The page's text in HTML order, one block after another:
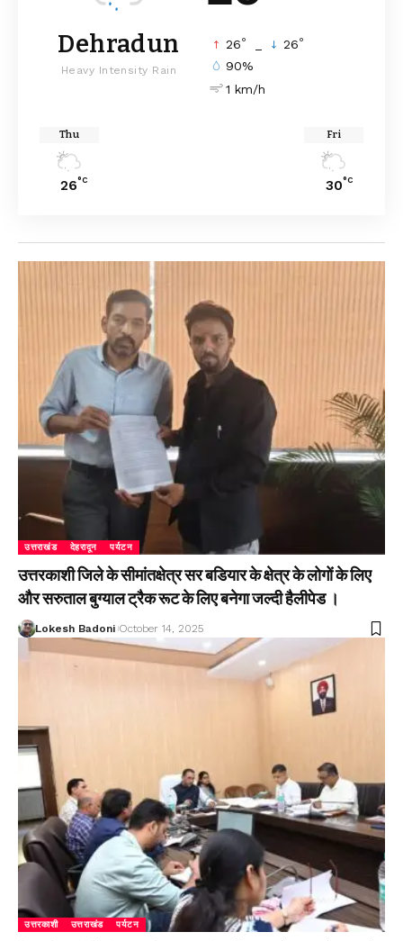
Dehradun
Heavy Intensity Rain
26° 26°
90%
1 km/h
Thu
26°C
Fri
30°C
उत्तराखंड देहरादून पर्यटन
उत्तरकाशी जिले के सीमांतक्षेत्र सर बडियार के क्षेत्र के लोगों के लिए
और सरुताल बुग्याल ट्रैक रूट के लिए बनेगा जल्दी हैलीपेड ।
Lokesh Badoni October 14, 2025
उत्तरकाशी उत्तराखंड पर्यटन